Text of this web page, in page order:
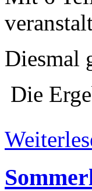
Diesmal
Die